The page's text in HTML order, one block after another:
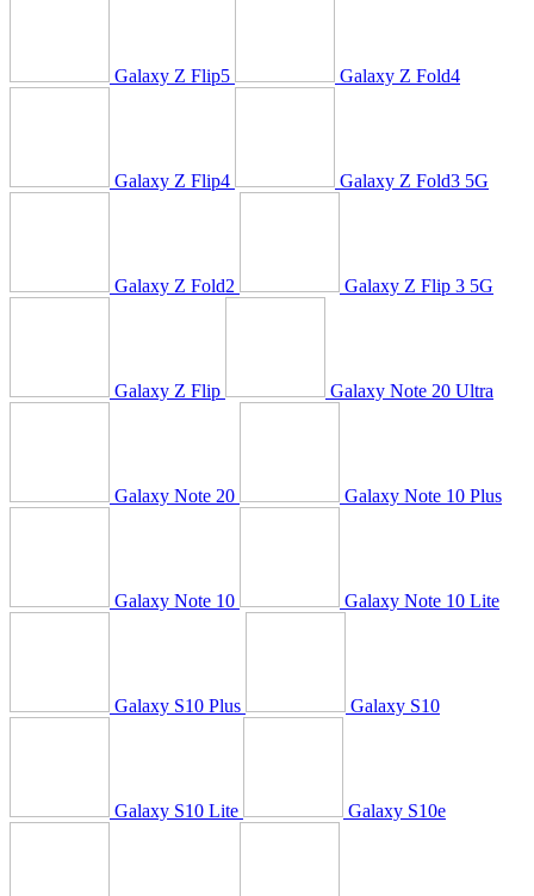
Galaxy Z Flip5 Galaxy Z Fold4
Galaxy Z Flip4 Galaxy Z Fold3 5G
Galaxy Z Fold2 Galaxy Z Flip 3 5G
Galaxy Z Flip Galaxy Note 20 Ultra
Galaxy Note 20 Galaxy Note 10 Plus
Galaxy Note 10 Galaxy Note 10 Lite
Galaxy S10 Plus Galaxy S10
Galaxy S10 Lite Galaxy S10e